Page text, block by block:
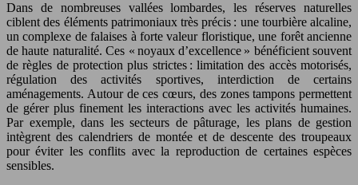
Dans de nombreuses vallées lombardes, les réserves naturelles
ciblent des éléments patrimoniaux très précis : une tourbière alcaline,
un complexe de falaises à forte valeur floristique, une forêt ancienne
de haute naturalité. Ces « noyaux d’excellence » bénéficient souvent
de règles de protection plus strictes : limitation des accès motorisés,
régulation des activités sportives, interdiction de certains
aménagements. Autour de ces cœurs, des zones tampons permettent
de gérer plus finement les interactions avec les activités humaines.
Par exemple, dans les secteurs de pâturage, les plans de gestion
intègrent des calendriers de montée et de descente des troupeaux
pour éviter les conflits avec la reproduction de certaines espèces
sensibles.